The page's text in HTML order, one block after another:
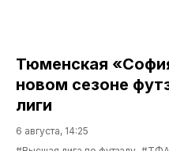
Тюменская
новом сезоне
лиги
6 августа, 14:25